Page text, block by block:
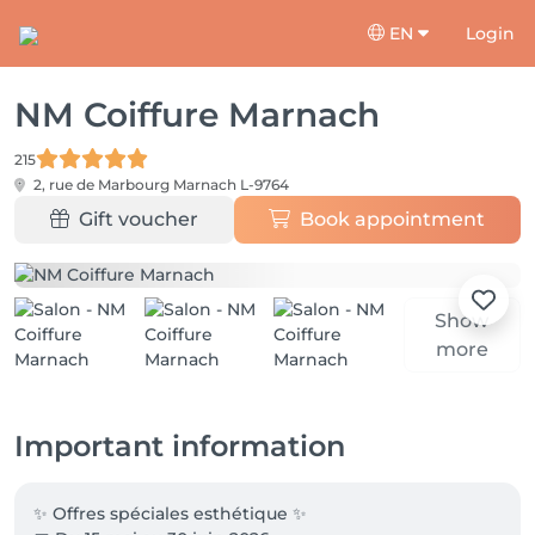
EN Login
NM Coiffure Marnach
215
2, rue de Marbourg Marnach L-9764
Gift voucher Book appointment
Show
more
Important information
✨ Offres spéciales esthétique ✨